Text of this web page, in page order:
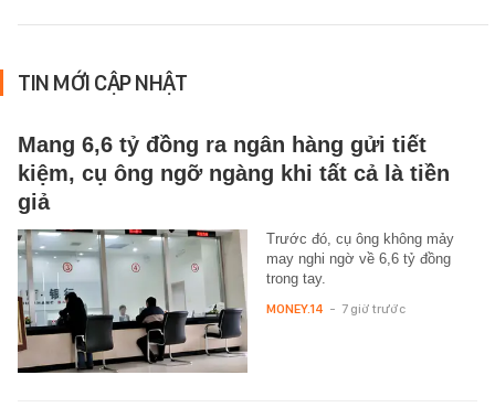
TIN MỚI CẬP NHẬT
Mang 6,6 tỷ đồng ra ngân hàng gửi tiết
kiệm, cụ ông ngỡ ngàng khi tất cả là tiền
giả
Trước đó, cụ ông không mảy
may nghi ngờ về 6,6 tỷ đồng
trong tay.
MONEY.14 - 7 giờ trước